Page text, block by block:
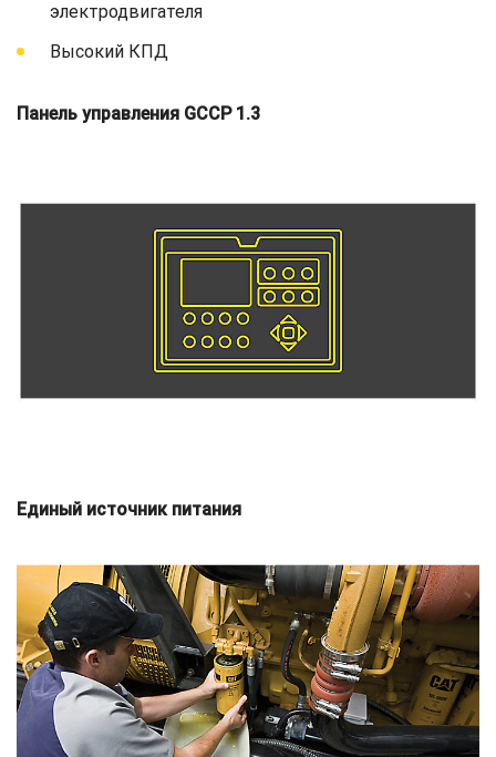
электродвигателя
Высокий КПД
Панель управления GCCP 1.3
Единый источник питания